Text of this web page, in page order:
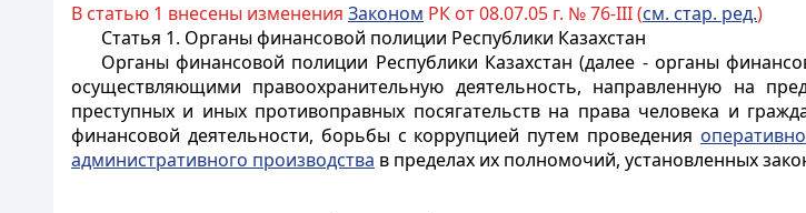
В статью 1 внесены изменения Законом РК от 08.07.05 г. № 76-III (см. стар. ред.)
Статья 1. Органы финансовой полиции Республики Казахстан
Органы финансовой полиции Республики Казахстан (далее - органы
осуществляющими правоохранительную деятельность, направленную на
преступных и иных противоправных посягательств на права человека и
финансовой деятельности, борьбы с коррупцией путем проведения
административного производства в пределах их полномочий, установленных